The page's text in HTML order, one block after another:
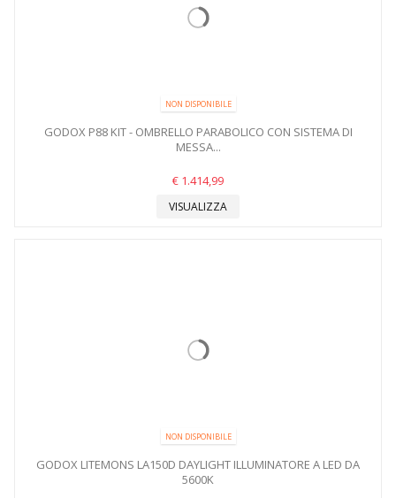
NON DISPONIBILE
GODOX P88 KIT - OMBRELLO PARABOLICO CON SISTEMA DI
MESSA...
€ 1.414,99
VISUALIZZA
NON DISPONIBILE
GODOX LITEMONS LA150D DAYLIGHT ILLUMINATORE A LED DA
5600K